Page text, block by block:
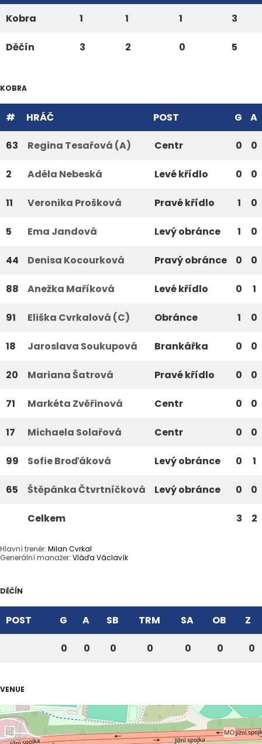
Kobra 1 1 1 3
Děčín 3 2 0 5
KOBRA
# HRÁČ POST G A
63 Regina Tesařová (A) Centr 0 0
2 Adéla Nebeská Levé křídlo 0 0
11 Veronika Prošková Pravé křídlo 1 0
5 Ema Jandová Levý obránce 1 0
44 Denisa Kocourková Pravý obránce 0 0
88 Anežka Maříková Levé křídlo 0 1
91 Eliška Cvrkalová (C) Obránce 1 0
18 Jaroslava Soukupová Brankářka 0 0
20 Mariana Šatrová Pravé křídlo 0 0
71 Markéta Zvěřinová Centr 0 0
17 Michaela Solařová Centr 0 0
99 Sofie Broďáková Levý obránce 0 1
65 Štěpánka Čtvrtníčková Levý obránce 0 0
Celkem 3 2
Hlavní trenér: Milan Cvrkal
Generální manažer: Vláďa Václavík
DĚČÍN
POST G A SB TRM SA OB Z
0 0 0 0 0 0 0
VENUE